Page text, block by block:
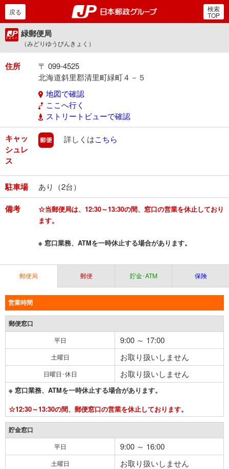
郵便局・日本郵政グルー
戻る 検索
TOP
緑郵便局
（みどりゆうびんきょく）
住所
〒 099-4525
北海道斜里郡清里町緑町４－５
地図で確認
ここへ行く
ストリートビューで確認
キャッ
シュレ
ス
郵便
詳しくはこちら
駐車場 あり（2台）
備考
☆当郵便局は、12:30～13:30の間、窓口の営業を休止しており
ます。
※ 窓口業務、ATMを一時休止する場合があります。
郵便局 郵便 貯金･ATM 保険
営業時間
郵便窓口
平日 9:00 ～ 17:00
土曜日 お取り扱いしません
日曜日･休日 お取り扱いしません
※ 窓口業務、ATMを一時休止する場合があります。
☆12:30～13:30の間、郵便窓口の営業を休止しております。
貯金窓口
平日 9:00 ～ 16:00
土曜日 お取り扱いしません